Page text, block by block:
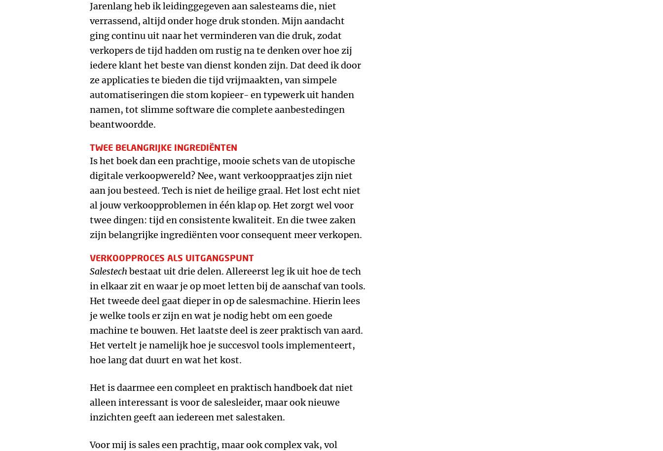
Jarenlang heb ik leidinggegeven aan salesteams die, niet
verrassend, altijd onder hoge druk stonden. Mijn aandacht
ging continu uit naar het verminderen van die druk, zodat
verkopers de tijd hadden om rustig na te denken over hoe zij
iedere klant het beste van dienst konden zijn. Dat deed ik door
ze applicaties te bieden die tijd vrijmaakten, van simpele
automatiseringen die stom kopieer- en typewerk uit handen
namen, tot slimme software die complete aanbestedingen
beantwoordde.
TWEE BELANGRIJKE INGREDIËNTEN
Is het boek dan een prachtige, mooie schets van de utopische
digitale verkoopwereld? Nee, want verkooppraatjes zijn niet
aan jou besteed. Tech is niet de heilige graal. Het lost echt niet
al jouw verkoopproblemen in één klap op. Het zorgt wel voor
twee dingen: tijd en consistente kwaliteit. En die twee zaken
zijn belangrijke ingrediënten voor consequent meer verkopen.
VERKOOPPROCES ALS UITGANGSPUNT
Salestech bestaat uit drie delen. Allereerst leg ik uit hoe de tech
in elkaar zit en waar je op moet letten bij de aanschaf van tools.
Het tweede deel gaat dieper in op de salesmachine. Hierin lees
je welke tools er zijn en wat je nodig hebt om een goede
machine te bouwen. Het laatste deel is zeer praktisch van aard.
Het vertelt je namelijk hoe je succesvol tools implementeert,
hoe lang dat duurt en wat het kost.
Het is daarmee een compleet en praktisch handboek dat niet
alleen interessant is voor de salesleider, maar ook nieuwe
inzichten geeft aan iedereen met salestaken.
Voor mij is sales een prachtig, maar ook complex vak, vol